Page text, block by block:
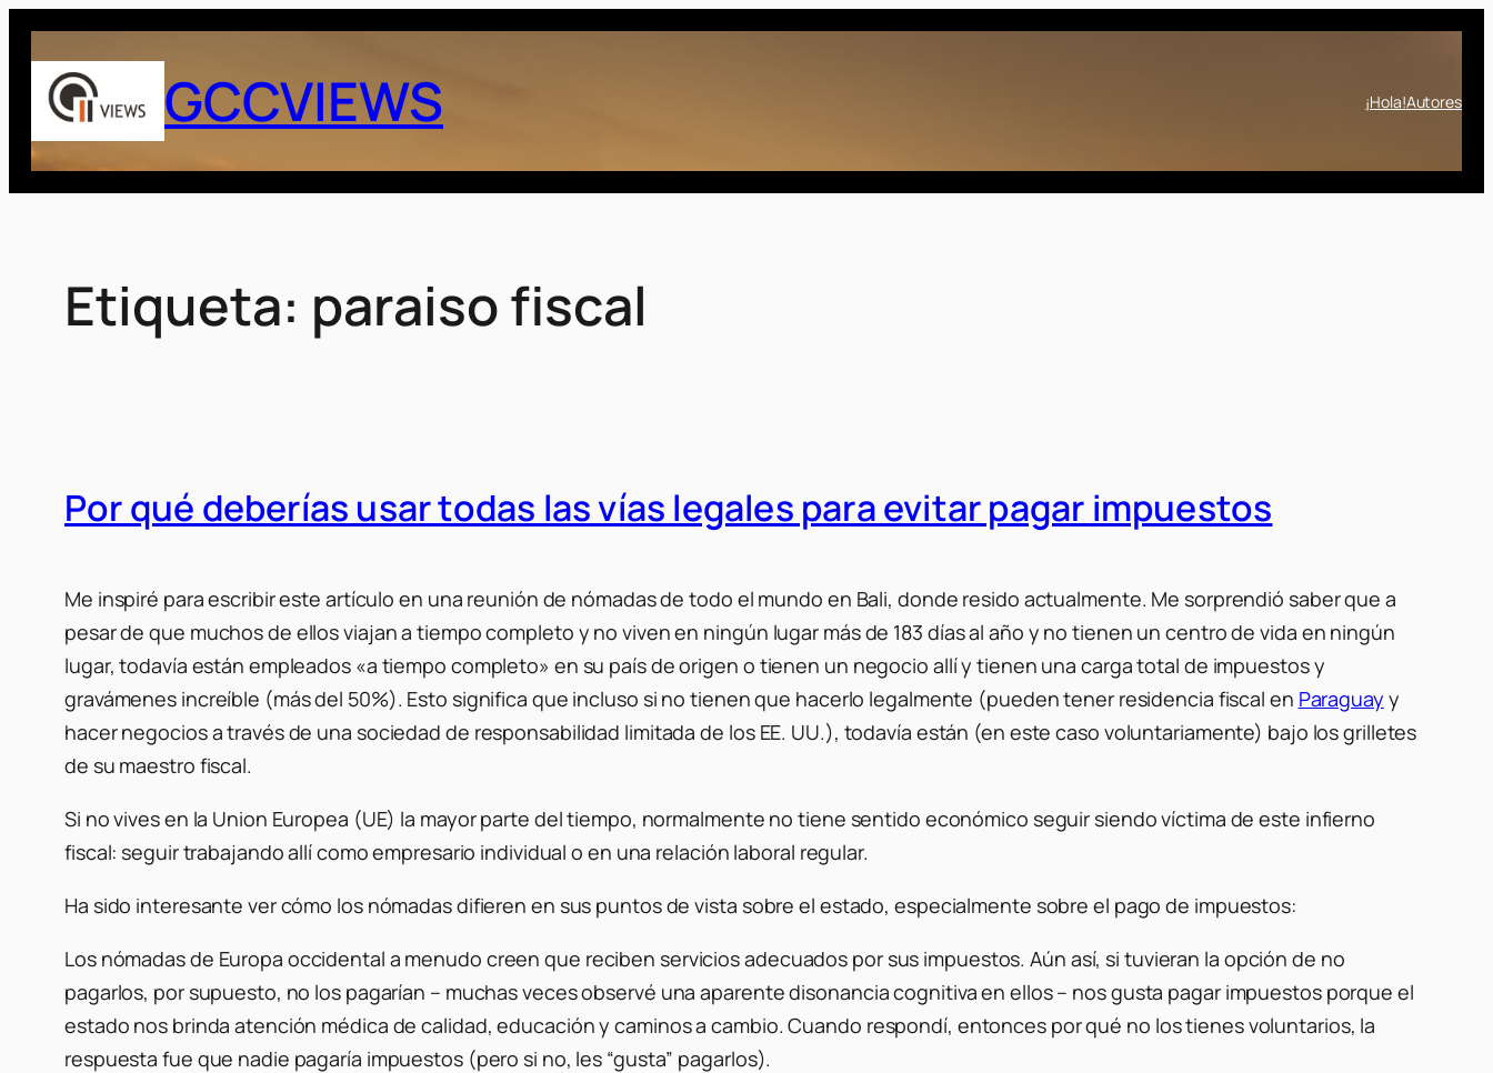
Saltar
contenido
GCCVIEWS ¡Hola!Autores
Etiqueta: paraiso fiscal
Por qué deberías usar todas las vías legales para evitar pagar impuestos
Me inspiré para escribir este artículo en una reunión de nómadas de todo el mundo en Bali, donde resido actualmente. Me sorprendió saber que a
pesar de que muchos de ellos viajan a tiempo completo y no viven en ningún lugar más de 183 días al año y no tienen un centro de vida en ningún
lugar, todavía están empleados «a tiempo completo» en su país de origen o tienen un negocio allí y tienen una carga total de impuestos y
gravámenes increíble (más del 50%). Esto significa que incluso si no tienen que hacerlo legalmente (pueden tener residencia fiscal en Paraguay y
hacer negocios a través de una sociedad de responsabilidad limitada de los EE. UU.), todavía están (en este caso voluntariamente) bajo los grilletes
de su maestro fiscal.
Si no vives en la Union Europea (UE) la mayor parte del tiempo, normalmente no tiene sentido económico seguir siendo víctima de este infierno
fiscal: seguir trabajando allí como empresario individual o en una relación laboral regular.
Ha sido interesante ver cómo los nómadas difieren en sus puntos de vista sobre el estado, especialmente sobre el pago de impuestos:
Los nómadas de Europa occidental a menudo creen que reciben servicios adecuados por sus impuestos. Aún así, si tuvieran la opción de no
pagarlos, por supuesto, no los pagarían – muchas veces observé una aparente disonancia cognitiva en ellos – nos gusta pagar impuestos porque el
estado nos brinda atención médica de calidad, educación y caminos a cambio. Cuando respondí, entonces por qué no los tienes voluntarios, la
respuesta fue que nadie pagaría impuestos (pero si no, les “gusta” pagarlos).